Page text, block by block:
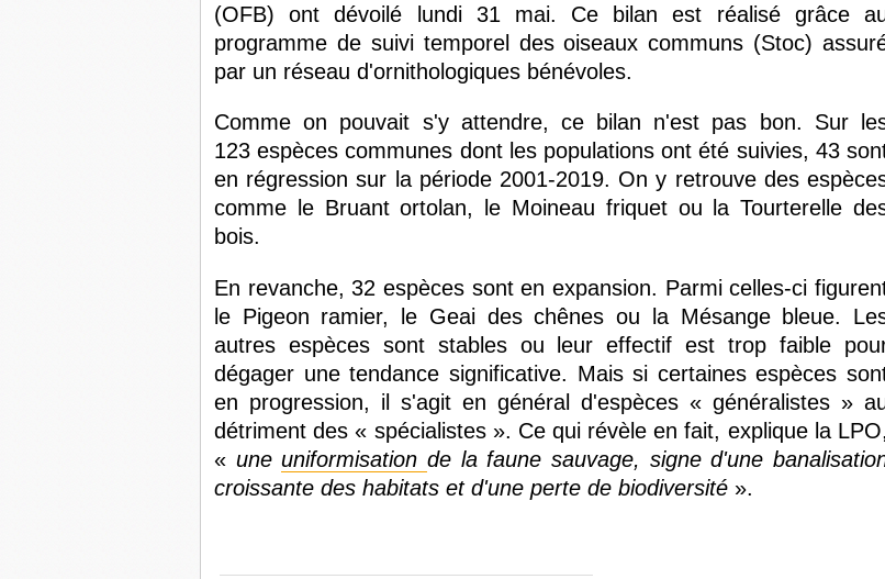
(OFB) ont dévoilé lundi 31 mai. Ce bilan est réalisé grâce
programme de suivi temporel des oiseaux communs (Stoc)
par un réseau d'ornithologiques bénévoles.
Comme on pouvait s'y attendre, ce bilan n'est pas bon. Sur
123 espèces communes dont les populations ont été suivies, 43
en régression sur la période 2001-2019. On y retrouve des
comme le Bruant ortolan, le Moineau friquet ou la Tourterelle
bois.
En revanche, 32 espèces sont en expansion. Parmi celles-ci
le Pigeon ramier, le Geai des chênes ou la Mésange bleue.
autres espèces sont stables ou leur effectif est trop faible
dégager une tendance significative. Mais si certaines espèces
en progression, il s'agit en général d'espèces « généralistes »
détriment des « spécialistes ». Ce qui révèle en fait, explique la LPO,
« une uniformisation de la faune sauvage, signe d'une
croissante des habitats et d'une perte de biodiversité ».